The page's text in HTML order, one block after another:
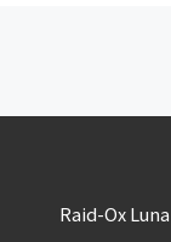
Raid-Ox